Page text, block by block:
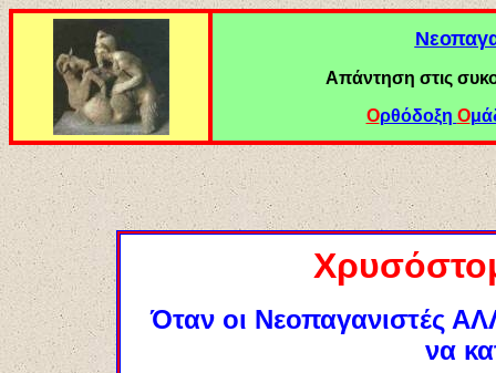
Απάντηση στις
Ορθόδοξη Ο
Όταν οι Νεοπαγανιστές
να